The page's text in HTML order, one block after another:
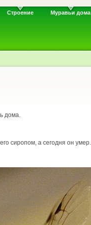
Строение Муравьи дома
дома.
сиропом, а сегодня он умер.